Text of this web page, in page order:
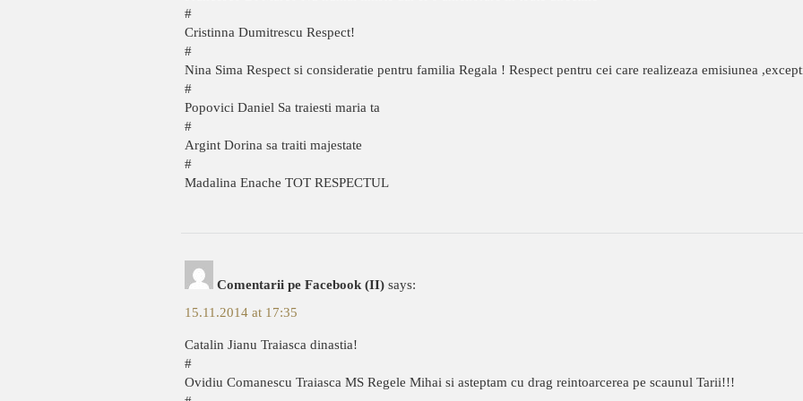
#
Cristinna Dumitrescu Respect!
#
Nina Sima Respect si consideratie pentru familia Regala ! Respect pentru cei care realizeaza emisiunea
#
Popovici Daniel Sa traiesti maria ta
#
Argint Dorina sa traiti majestate
#
Madalina Enache TOT RESPECTUL
Comentarii pe Facebook (II) says:
15.11.2014 at 17:35
Catalin Jianu Traiasca dinastia!
#
Ovidiu Comanescu Traiasca MS Regele Mihai si asteptam cu drag reintoarcerea pe scaunul Tarii!!!